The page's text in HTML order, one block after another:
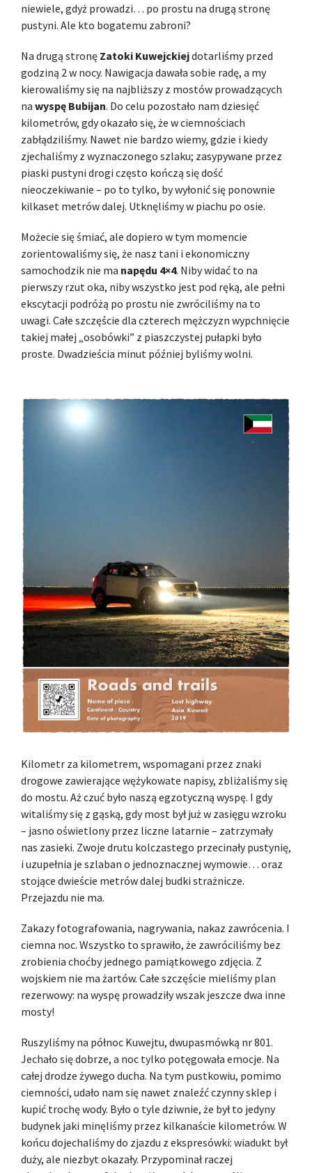
niewiele, gdyż prowadzi… po prostu na drugą stronę
pustyni. Ale kto bogatemu zabroni?
Na drugą stronę Zatoki Kuwejckiejdotarliśmy przed
godziną 2 w nocy. Nawigacja dawała sobie radę, a my
kierowaliśmy się na najbliższy z mostów prowadzących
na wyspę Bubijan. Do celu pozostało nam dziesięć
kilometrów, gdy okazało się, że w ciemnościach
zabłądziliśmy. Nawet nie bardzo wiemy, gdzie i kiedy
zjechaliśmy z wyznaczonego szlaku; zasypywane przez
piaski pustyni drogi często kończą się dość
nieoczekiwanie – po to tylko, by wyłonić się ponownie
kilkaset metrów dalej. Utknęliśmy w piachu po osie.
Możecie się śmiać, ale dopiero w tym momencie
zorientowaliśmy się, że nasz tani i ekonomiczny
samochodzik nie ma napędu 4×4. Niby widać to na
pierwszy rzut oka, niby wszystko jest pod ręką, ale pełni
ekscytacji podróżą po prostu nie zwróciliśmy na to
uwagi. Całe szczęście dla czterech mężczyzn wypchnięcie
takiej małej „osobówki” z piaszczystej pułapki było
proste. Dwadzieścia minut później byliśmy wolni.
Kilometr za kilometrem, wspomagani przez znaki
drogowe zawierające wężykowate napisy, zbliżaliśmy się
do mostu. Aż czuć było naszą egzotyczną wyspę. I gdy
witaliśmy się z gąską, gdy most był już w zasięgu wzroku
– jasno oświetlony przez liczne latarnie – zatrzymały
nas zasieki. Zwoje drutu kolczastego przecinały pustynię,
i uzupełnia je szlaban o jednoznacznej wymowie… oraz
stojące dwieście metrów dalej budki strażnicze.
Przejazdu nie ma.
Zakazy fotografowania, nagrywania, nakaz zawrócenia. I
ciemna noc. Wszystko to sprawiło, że zawróciliśmy bez
zrobienia choćby jednego pamiątkowego zdjęcia. Z
wojskiem nie ma żartów. Całe szczęście mieliśmy plan
rezerwowy: na wyspę prowadziły wszak jeszcze dwa inne
mosty!
Ruszyliśmy na północ Kuwejtu, dwupasmówką nr 801.
Jechało się dobrze, a noc tylko potęgowała emocje. Na
całej drodze żywego ducha. Na tym pustkowiu, pomimo
ciemności, udało nam się nawet znaleźć czynny sklep i
kupić trochę wody. Było o tyle dziwnie, że był to jedyny
budynek jaki minęliśmy przez kilkanaście kilometrów. W
końcu dojechaliśmy do zjazdu z ekspresówki: wiadukt był
duży, ale niezbyt okazały. Przypominał raczej